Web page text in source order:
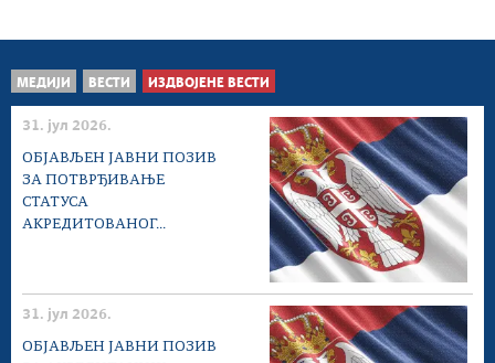
МЕДИЈИ ВЕСТИ ИЗДВОЈЕНЕ ВЕСТИ
31. јул 2026.
ОБЈАВЉЕН ЈАВНИ ПОЗИВ
ЗА ПОТВРЂИВАЊЕ
СТАТУСА
АКРЕДИТОВАНОГ...
31. јул 2026.
ОБЈАВЉЕН ЈАВНИ ПОЗИВ